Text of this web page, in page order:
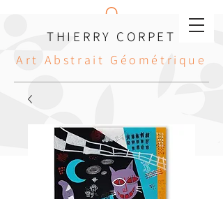
THIERRY CORPET
Art Abstrait Géométrique